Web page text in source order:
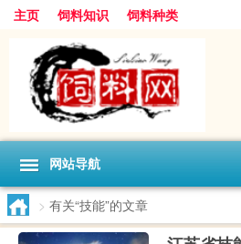
主页 饲料知识 饲料种类
网站导航
> 有关“技能”的文章